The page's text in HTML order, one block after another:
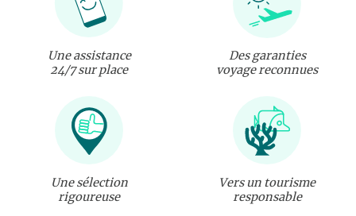
Une assistance
24/7 sur place
Des garanties
voyage reconnues
Une sélection
rigoureuse
Vers un tourisme
responsable